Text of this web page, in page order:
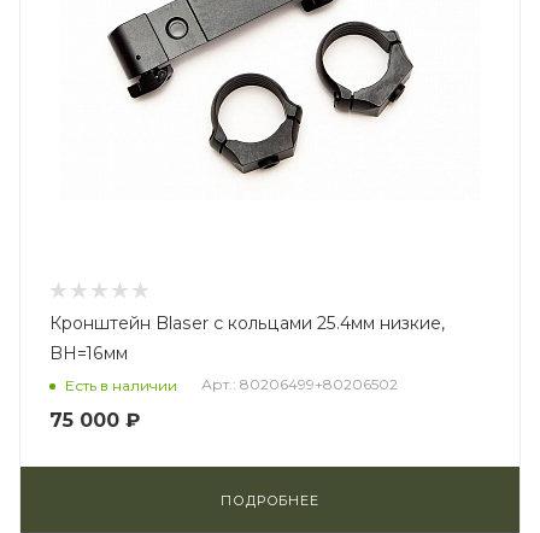
Кронштейн Blaser с кольцами 25.4мм низкие,
BH=16мм
Есть в наличии Арт.: 80206499+80206502
75 000 ₽
ПОДРОБНЕЕ